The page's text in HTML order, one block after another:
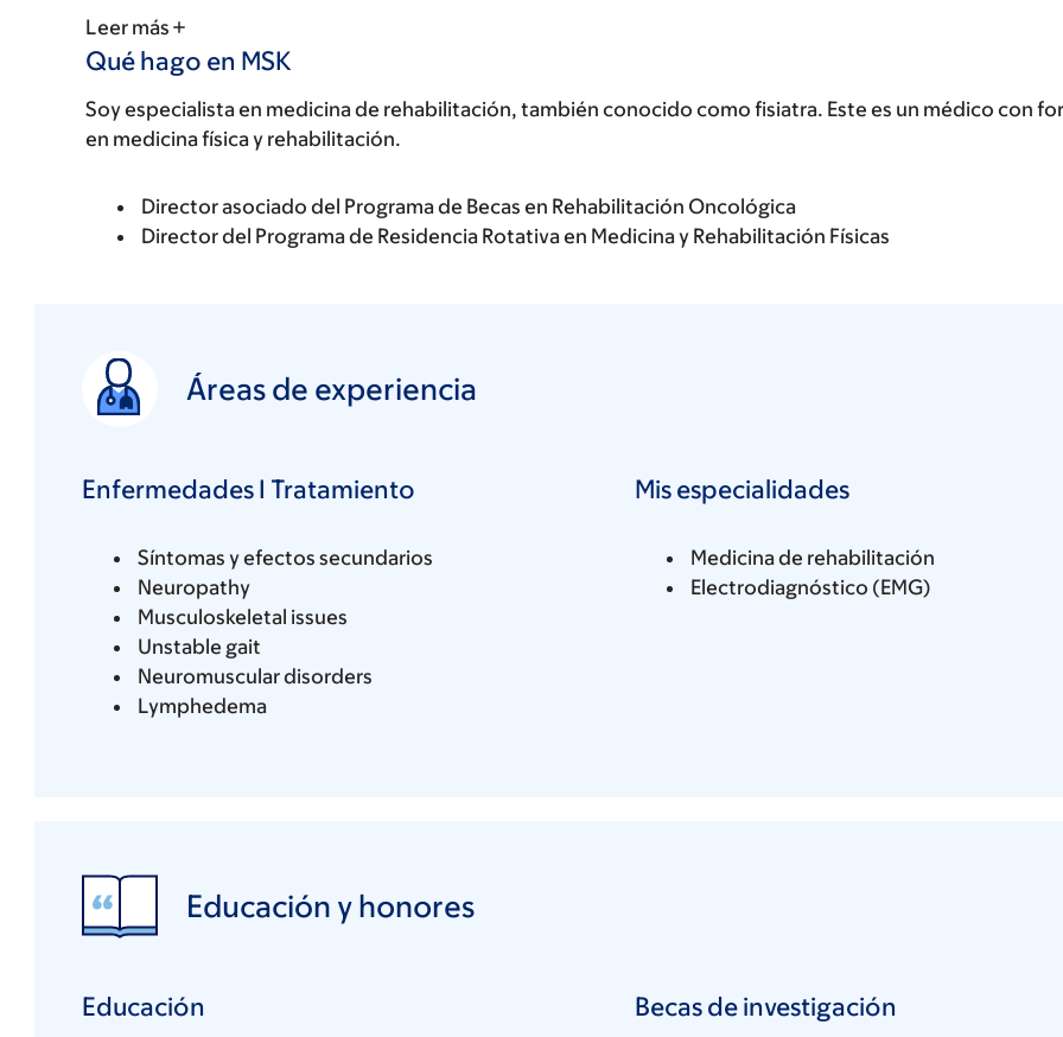
Leer más
Qué hago en MSK
Soy especialista en medicina de rehabilitación, también conocido como fisiatra. Este es un médico con
en medicina física y rehabilitación.
Director asociado del Programa de Becas en Rehabilitación Oncológica
Director del Programa de Residencia Rotativa en Medicina y Rehabilitación Físicas
Áreas de experiencia
Enfermedades I Tratamiento
Síntomas y efectos secundarios
Neuropathy
Musculoskeletal issues
Unstable gait
Neuromuscular disorders
Lymphedema
Mis especialidades
Medicina de rehabilitación
Electrodiagnóstico (EMG)
Educación y honores
Educación Becas de investigación